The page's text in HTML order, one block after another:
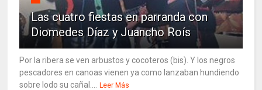
Las cuatro fiestas en parranda con
Diomedes Díaz y Juancho Roís
Por la ribera se ven arbustos y cocoteros (bis). Y los negros
pescadores en canoas vienen ya como lanzaban hundiendo
sobre lodo su cañal....
Leer Más